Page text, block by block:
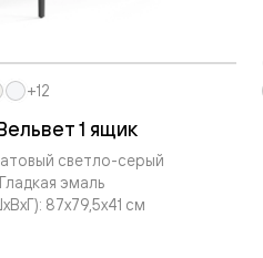
1 ящик
светло-серый
эмаль
87x79,5x41 см
+12